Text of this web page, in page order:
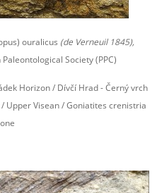
ouralicus (de Verneuil 1845),
Society (PPC)
Horizon / Dívčí Hrad - Černý vrch
Upper Visean / Goniatites crenistria